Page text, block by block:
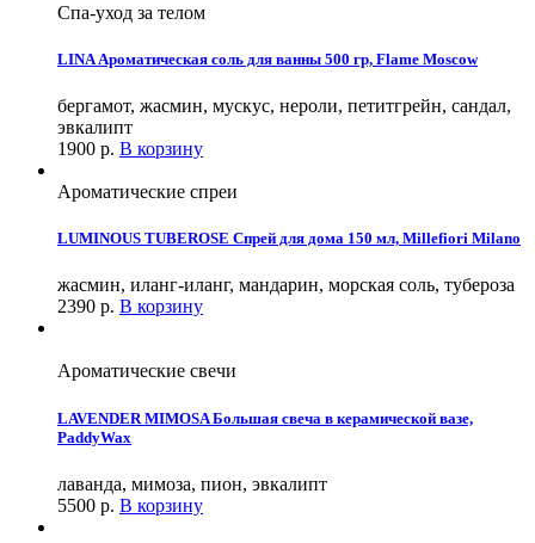
Спа-уход за телом
LINA Ароматическая соль для ванны 500 гр, Flame Moscow
бергамот, жасмин, мускус, нероли, петитгрейн, сандал,
эвкалипт
1900 р. В корзину
Ароматические спреи
LUMINOUS TUBEROSE Спрей для дома 150 мл, Millefiori Milano
жасмин, иланг-иланг, мандарин, морская соль, тубероза
2390 р. В корзину
Ароматические свечи
LAVENDER MIMOSA Большая свеча в керамической вазе,
PaddyWax
лаванда, мимоза, пион, эвкалипт
5500 р. В корзину